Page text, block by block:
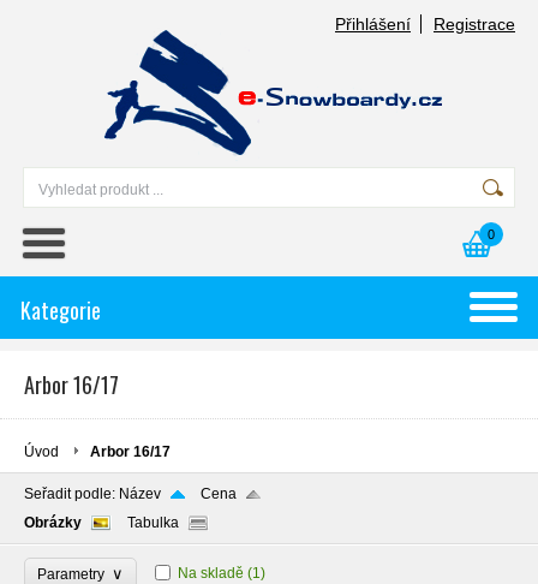
Přihlášení Registrace
0
Kategorie
Arbor 16/17
Úvod Arbor 16/17
Seřadit podle: Název
Cena
Obrázky
Tabulka
Parametry ∨ Na skladě (1)